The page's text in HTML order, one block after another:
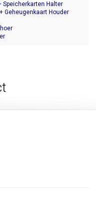
Speicherkarten Halter
Geheugenkaart Houder